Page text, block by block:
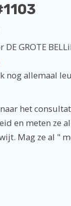
GROTE
nog allemaal
het
en meten ze
Mag ze al "